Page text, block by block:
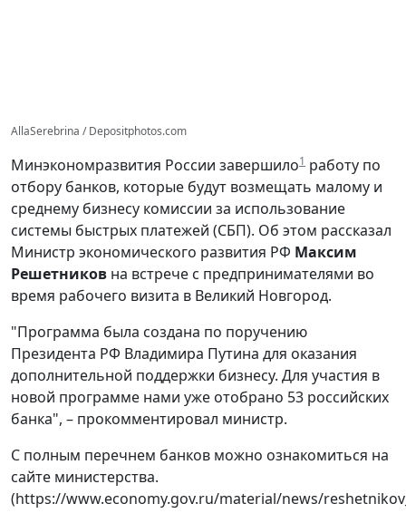
AllaSerebrina / Depositphotos.com
Минэкономразвития России завершило1 работу по
отбору банков, которые будут возмещать малому и
среднему бизнесу комиссии за использование
системы быстрых платежей (СБП). Об этом рассказал
Министр экономического развития РФ Максим
Решетников на встрече с предпринимателями во
время рабочего визита в Великий Новгород.
"Программа была создана по поручению
Президента РФ Владимира Путина для оказания
дополнительной поддержки бизнесу. Для участия в
новой программе нами уже отобрано 53 российских
банка", – прокомментировал министр.
С полным перечнем банков можно ознакомиться на
сайте министерства.
(https://www.economy.gov.ru/material/news/